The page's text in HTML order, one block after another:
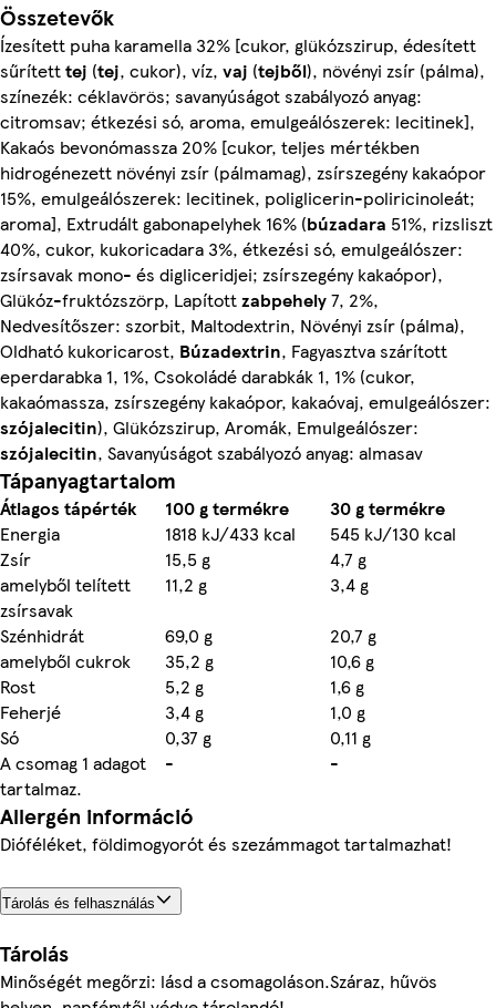
Összetevők
Ízesített puha karamella 32% [cukor, glükózszirup, édesített
sűrítetttej (tej, cukor), víz, vaj (tejből), növényi zsír (pálma),
színezék: céklavörös; savanyúságot szabályozó anyag:
citromsav; étkezési só, aroma, emulgeálószerek: lecitinek],
Kakaós bevonómassza 20% [cukor, teljes mértékben
hidrogénezett növényi zsír (pálmamag), zsírszegény kakaópor
15%, emulgeálószerek: lecitinek, poliglicerin-poliricinoleát;
aroma], Extrudált gabonapelyhek 16% (búzadara 51%, rizsliszt
40%, cukor, kukoricadara 3%, étkezési só, emulgeálószer:
zsírsavak mono- és digliceridjei; zsírszegény kakaópor),
Glükóz-fruktózszörp, Lapítottzabpehely7, 2%,
Nedvesítőszer: szorbit, Maltodextrin, Növényi zsír (pálma),
Oldható kukoricarost, Búzadextrin, Fagyasztva szárított
eperdarabka 1, 1%, Csokoládé darabkák 1, 1% (cukor,
kakaómassza, zsírszegény kakaópor, kakaóvaj, emulgeálószer:
szójalecitin), Glükózszirup, Aromák, Emulgeálószer:
szójalecitin, Savanyúságot szabályozó anyag: almasav
Tápanyagtartalom
Átlagos tápérték 100 g termékre
30 g termékre
Energia
1818 kJ/433 kcal
545 kJ/130 kcal
Zsír
15,5 g
4,7 g
amelyből telített
zsírsavak
11,2 g
3,4 g
Szénhidrát
69,0 g
20,7 g
amelyből cukrok
35,2 g
10,6 g
Rost
5,2 g
1,6 g
Feherjé
3,4 g
1,0 g
Só
0,37 g
0,11 g
A csomag 1 adagot
tartalmaz.
- -
Allergén információ
Dióféléket, földimogyorót és szezámmagot tartalmazhat!
Tárolás és felhasználás
Tárolás
Minőségét megőrzi: lásd a csomagoláson.Száraz, hűvös